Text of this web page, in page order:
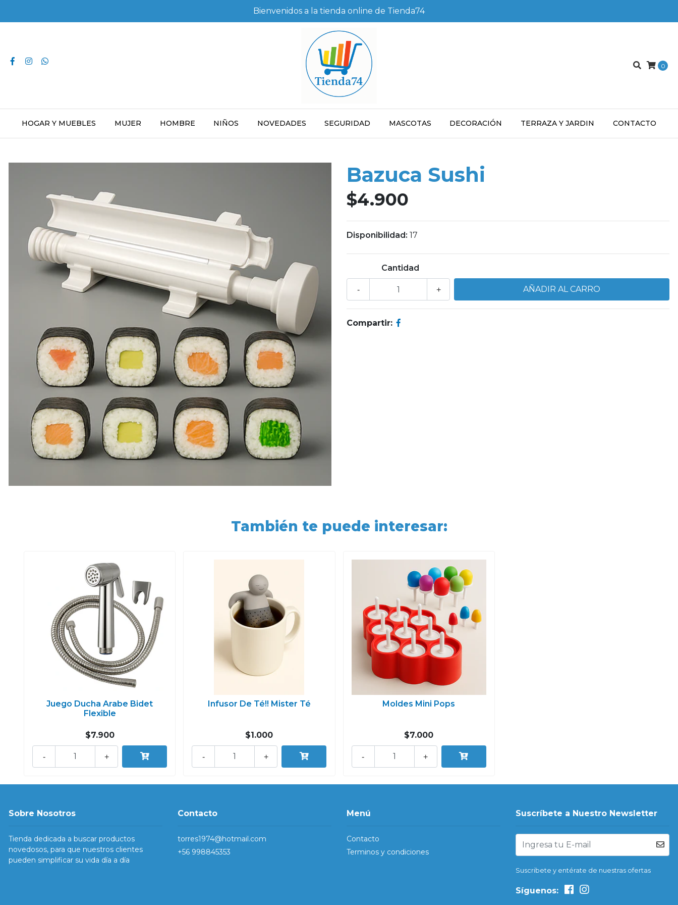
Bienvenidos a la tienda online de Tienda74
0
HOGAR Y MUEBLES MUJER HOMBRE NIÑOS NOVEDADES SEGURIDAD MASCOTAS DECORACIÓN TERRAZA Y JARDIN CONTACTO
Bazuca Sushi
$4.900
Disponibilidad: 17
Cantidad
+
-
Compartir:
También te puede interesar:
Juego Ducha Arabe Bidet
Flexible
$7.900
+
-
Infusor De Té!! Mister Té
$1.000
+
-
Moldes Mini Pops
$7.000
+
-
Sobre Nosotros
Tienda dedicada a buscar productos
novedosos, para que nuestros clientes
pueden simplificar su vida día a día
Contacto
torres1974@hotmail.com
+56 998845353
Menú
Contacto
Terminos y condiciones
Suscríbete a Nuestro Newsletter
Suscribete y entérate de nuestras ofertas
Síguenos: